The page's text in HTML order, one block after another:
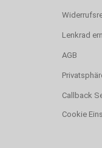
Lenkrad
AGB
Callback
Cookie